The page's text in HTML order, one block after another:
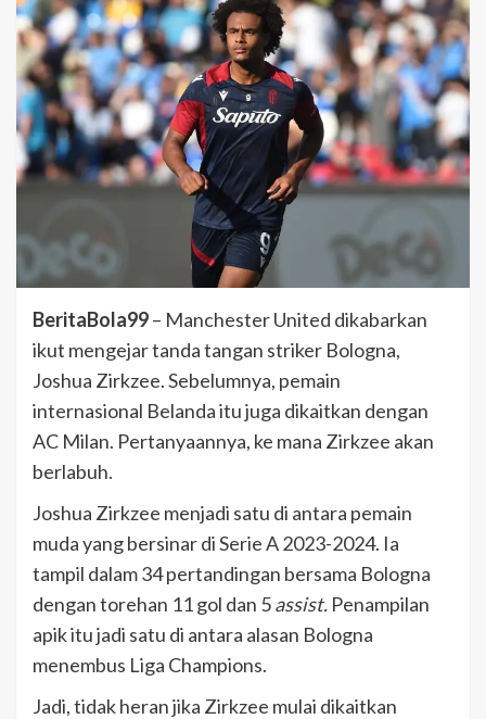
BeritaBola99– Manchester United dikabarkan
ikut mengejar tanda tangan striker Bologna,
Joshua Zirkzee. Sebelumnya, pemain
internasional Belanda itu juga dikaitkan dengan
AC Milan. Pertanyaannya, ke mana Zirkzee akan
berlabuh.
Joshua Zirkzee menjadi satu di antara pemain
muda yang bersinar di Serie A 2023-2024. Ia
tampil dalam 34 pertandingan bersama Bologna
dengan torehan 11 gol dan 5assist. Penampilan
apik itu jadi satu di antara alasan Bologna
menembus Liga Champions.
Jadi, tidak heran jika Zirkzee mulai dikaitkan